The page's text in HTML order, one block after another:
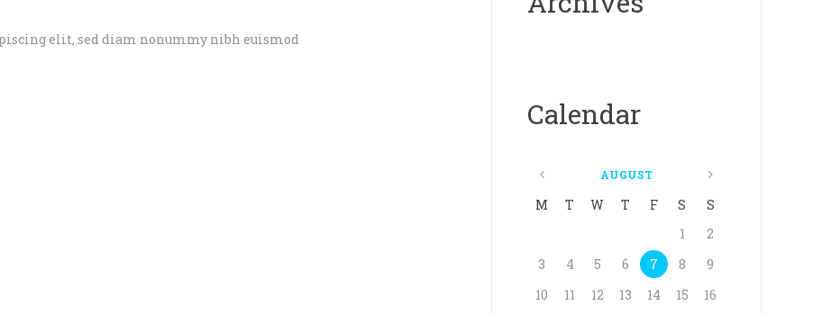
elit, sed diam nonummy nibh euismod
Calendar
AUGUST
M T W T F S
S
1
2
3
4 5 6 7 8
9
10
11 12 13 14 15
16